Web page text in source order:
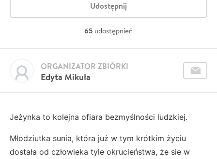
Udostępnij
65 udostępnień
Edyta Mikuła
ORGANIZATOR ZBIÓRKI
Jeżynka to kolejna ofiara bezmyślności ludzkiej.
Młodziutka sunia, która już w tym krótkim życiu
dostała od człowieka tyle okrucieństwa, że sie w